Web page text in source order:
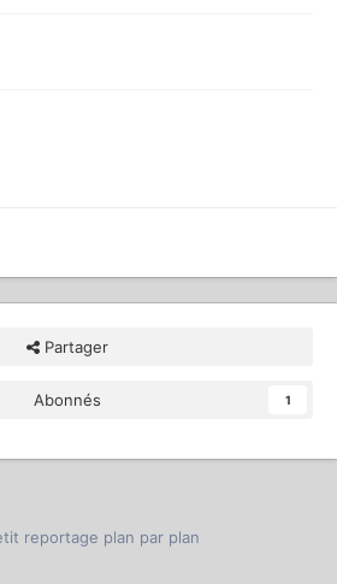
Partager
Abonnés 1
reportage plan par plan